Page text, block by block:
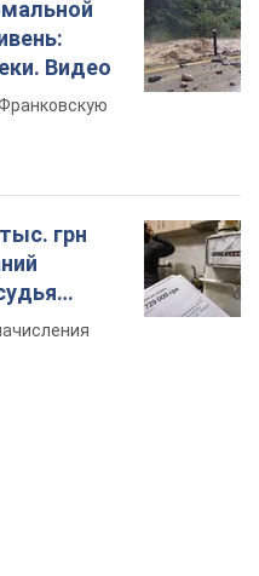
Видео
грн